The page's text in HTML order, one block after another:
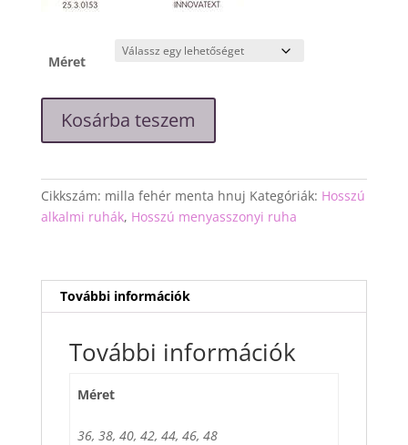
Méret
fehér-
menta
ruha
mennyiség
Kosárba teszem
Cikkszám: milla fehér menta hnuj Kategóriák: Hosszú
alkalmi ruhák, Hosszú menyasszonyi ruha
További információk
További információk
Méret
36, 38, 40, 42, 44, 46, 48